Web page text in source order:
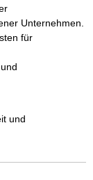
Unternehmen.
für
und